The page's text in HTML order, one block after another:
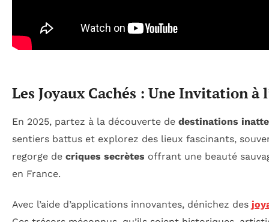
Les Joyaux Cachés : Une Invitation à
En 2025, partez à la découverte de destinations
sentiers battus et explorez des lieux fascinants,
regorge de criques secrètes offrant une beauté
en France.
Avec l’aide d’applications innovantes, dénichez des